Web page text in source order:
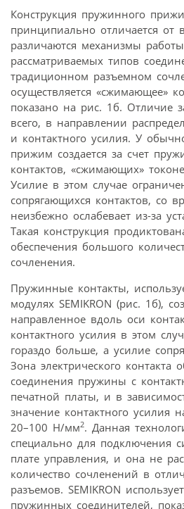
Конструкция пружинного
принципиально отличается от
различаются механизмы
рассматриваемых типов
традиционном разъемном
осуществляется «сжимающее»
показано на рис. 1б. Отличие
всего, в направлении
и контактного усилия. У
прижим создается за счет
контактов, «сжимающих»
Усилие в этом случае
сопрягающихся контактов, со
неизбежно ослабевает из-за
Такая конструкция
обеспечения большого
сочленения.
Пружинные контакты,
модулях SEMIKRON (рис. 1б),
направленное вдоль оси
контактного усилия в этом
гораздо больше, а усилие
Зона электрического контакта
соединения пружины с
печатной платы, и в
значение контактного усилия
20–100 Н/мм2. Данная
специально для подключения
плате управления, и она не
количество сочленений в
разъемов. SEMIKRON
пружинных соединителей,